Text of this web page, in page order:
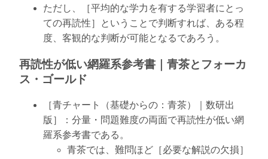
ただし、［平均的な学力を有する学習者にとっ
ての再読性］ということで判断すれば、ある程
度、客観的な判断が可能となるであろう。
再読性が低い網羅系参考書｜青茶とフォーカ
ス・ゴールド
［青チャート（基礎からの：青茶）｜数研出
版］：分量・問題難度の両面で再読性が低い網
羅系参考書である。
青茶では、難問ほど［必要な解説の欠損］